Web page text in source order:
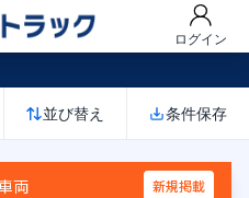
ログイン
並び替え 条件保存
両 新規掲載